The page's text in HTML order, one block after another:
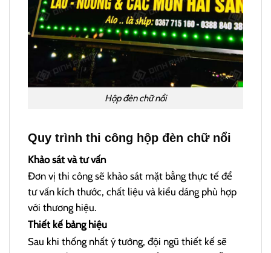
Hộp đèn chữ nổi
Quy trình thi công hộp đèn chữ nổi
Khảo sát và tư vấn
Đơn vị thi công sẽ khảo sát mặt bằng thực tế để
tư vấn kích thước, chất liệu và kiểu dáng phù hợp
với thương hiệu.
Thiết kế bảng hiệu
Sau khi thống nhất ý tưởng, đội ngũ thiết kế sẽ